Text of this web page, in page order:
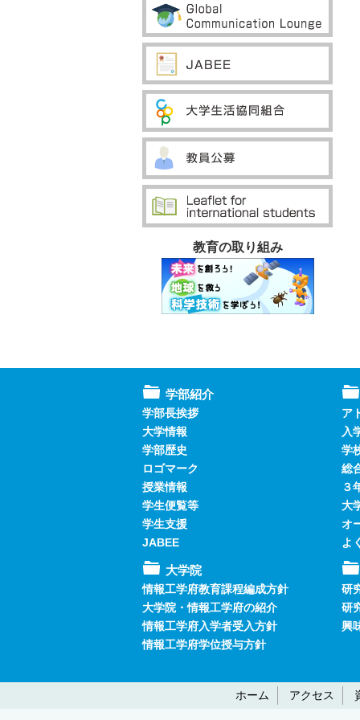
教育の取り組み
学部紹介
学部長挨拶
大学情報
学部歴史
ロゴマーク
授業情報
学生便覧等
学生支援
JABEE
大学院
情報工学府教育課程編成方針
大学院・情報工学府の紹介
情報工学府入学者受入方針
情報工学府学位授与方針
ア
入
学
総
３
大
オ
よ
研
研
興
ホーム アクセス